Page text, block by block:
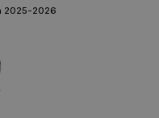
2025-2026